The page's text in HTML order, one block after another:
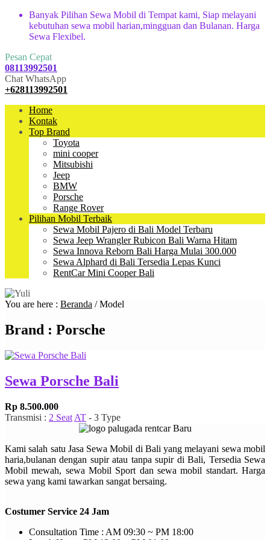
Banyak Pilihan Sewa Mobil di Tempat kami, Siap melayani
kebutuhan sewa mobil harian,mingguan dan Bulanan. Harga
Sewa Flexibel.
Pesan Cepat
08113992501
Chat WhatsApp
+628113992501
Home
Kontak
Top Brand
Toyota
mini cooper
Mitsubishi
Jeep
BMW
Porsche
Range Rover
Pilihan Mobil Terbaik
Sewa Mobil Pajero di Bali Model Terbaru
Sewa Jeep Wrangler Rubicon Bali Warna Hitam
Sewa Innova Reborn Bali Harga Mulai 300.000
Sewa Alphard di Bali Tersedia Lepas Kunci
RentCar Mini Cooper Bali
You are here : Beranda /Model
Brand : Porsche
Sewa Porsche Bali
Rp 8.500.000
Transmisi : 2 Seat AT - 3 Type
Kami salah satu Jasa Sewa Mobil di Bali yang melayani sewa mobil
haria,bulanan dengan supir atau tanpa supir di Bali, Tersedia Sewa
Mobil mewah, sewa Mobil Sport dan sewa mobil standart. Harga
sewa yang kami tawarkan sangat bersaing.
Costumer Service 24 Jam
Consultation Time : AM 09:30 ~ PM 18:00